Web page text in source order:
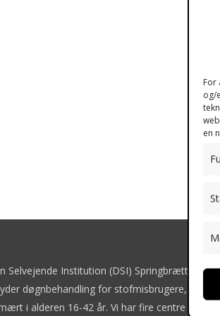
For
og/
en
Selvejende Institution (DSI) Springbrættet
døgnbehandling for stofmisbrugere,
i alderen 16-42 år. Vi har fire centre i